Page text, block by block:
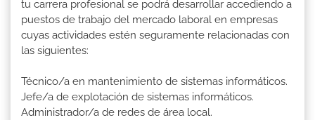
tu carrera profesional se podrá desarrollar accediendo a
puestos de trabajo del mercado laboral en empresas
cuyas actividades estén seguramente relacionadas con
las siguientes:
Técnico/a en mantenimiento de sistemas informáticos.
Jefe/a de explotación de sistemas informáticos.
Administrador/a de redes de área local.